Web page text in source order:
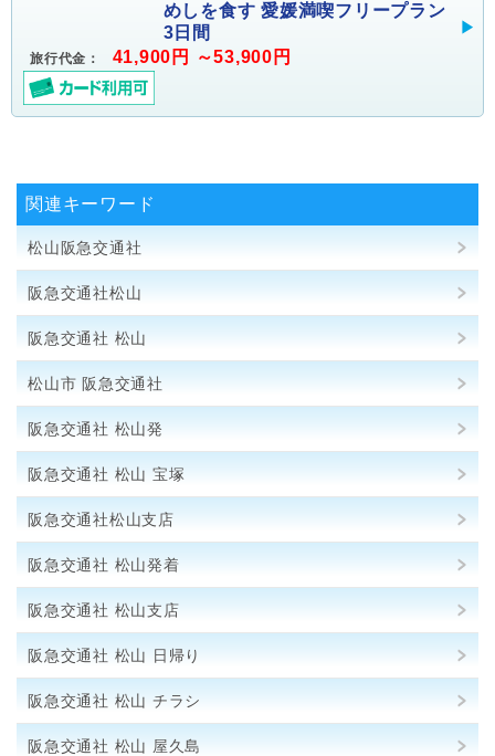
めしを食す 愛媛満喫フリープラン
3日間
旅行代金： 41,900円 ～53,900円
関連キーワード
松山阪急交通社
阪急交通社松山
阪急交通社 松山
松山市 阪急交通社
阪急交通社 松山発
阪急交通社 松山 宝塚
阪急交通社松山支店
阪急交通社 松山発着
阪急交通社 松山支店
阪急交通社 松山 日帰り
阪急交通社 松山 チラシ
阪急交通社 松山 屋久島